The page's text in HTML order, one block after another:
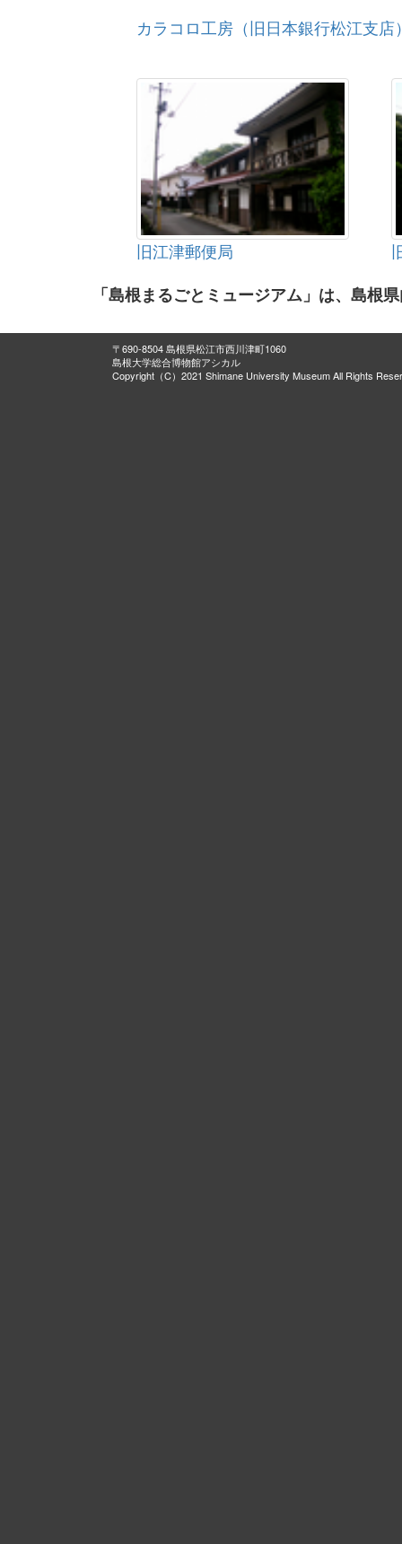
カラコロ工房（旧日本銀行松江支店
旧江津郵便局
「島根まるごとミュージアム」は、島根
〒690-8504 島根県松江市西川津町1060
島根大学総合博物館アシカル
Copyright（C）2021 Shimane University Museum All Rights